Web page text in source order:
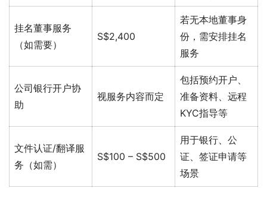
挂名董事服务
（如需要）
S$2,400
若无本地董事身
份，需安排挂名
服务
公司银行开户协
助
视服务内容而定
包括预约开户、
准备资料、远程
KYC指导等
文件认证/翻译服
务（如需）
S$100 – S$500
用于银行、公
证、签证申请等
场景